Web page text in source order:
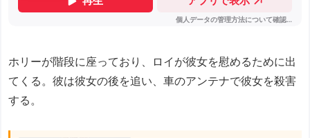
ホリーが階段に座っており、ロイが彼女を慰めるために出
てくる。彼は彼女の後を追い、車のアンテナで彼女を殺害
する。